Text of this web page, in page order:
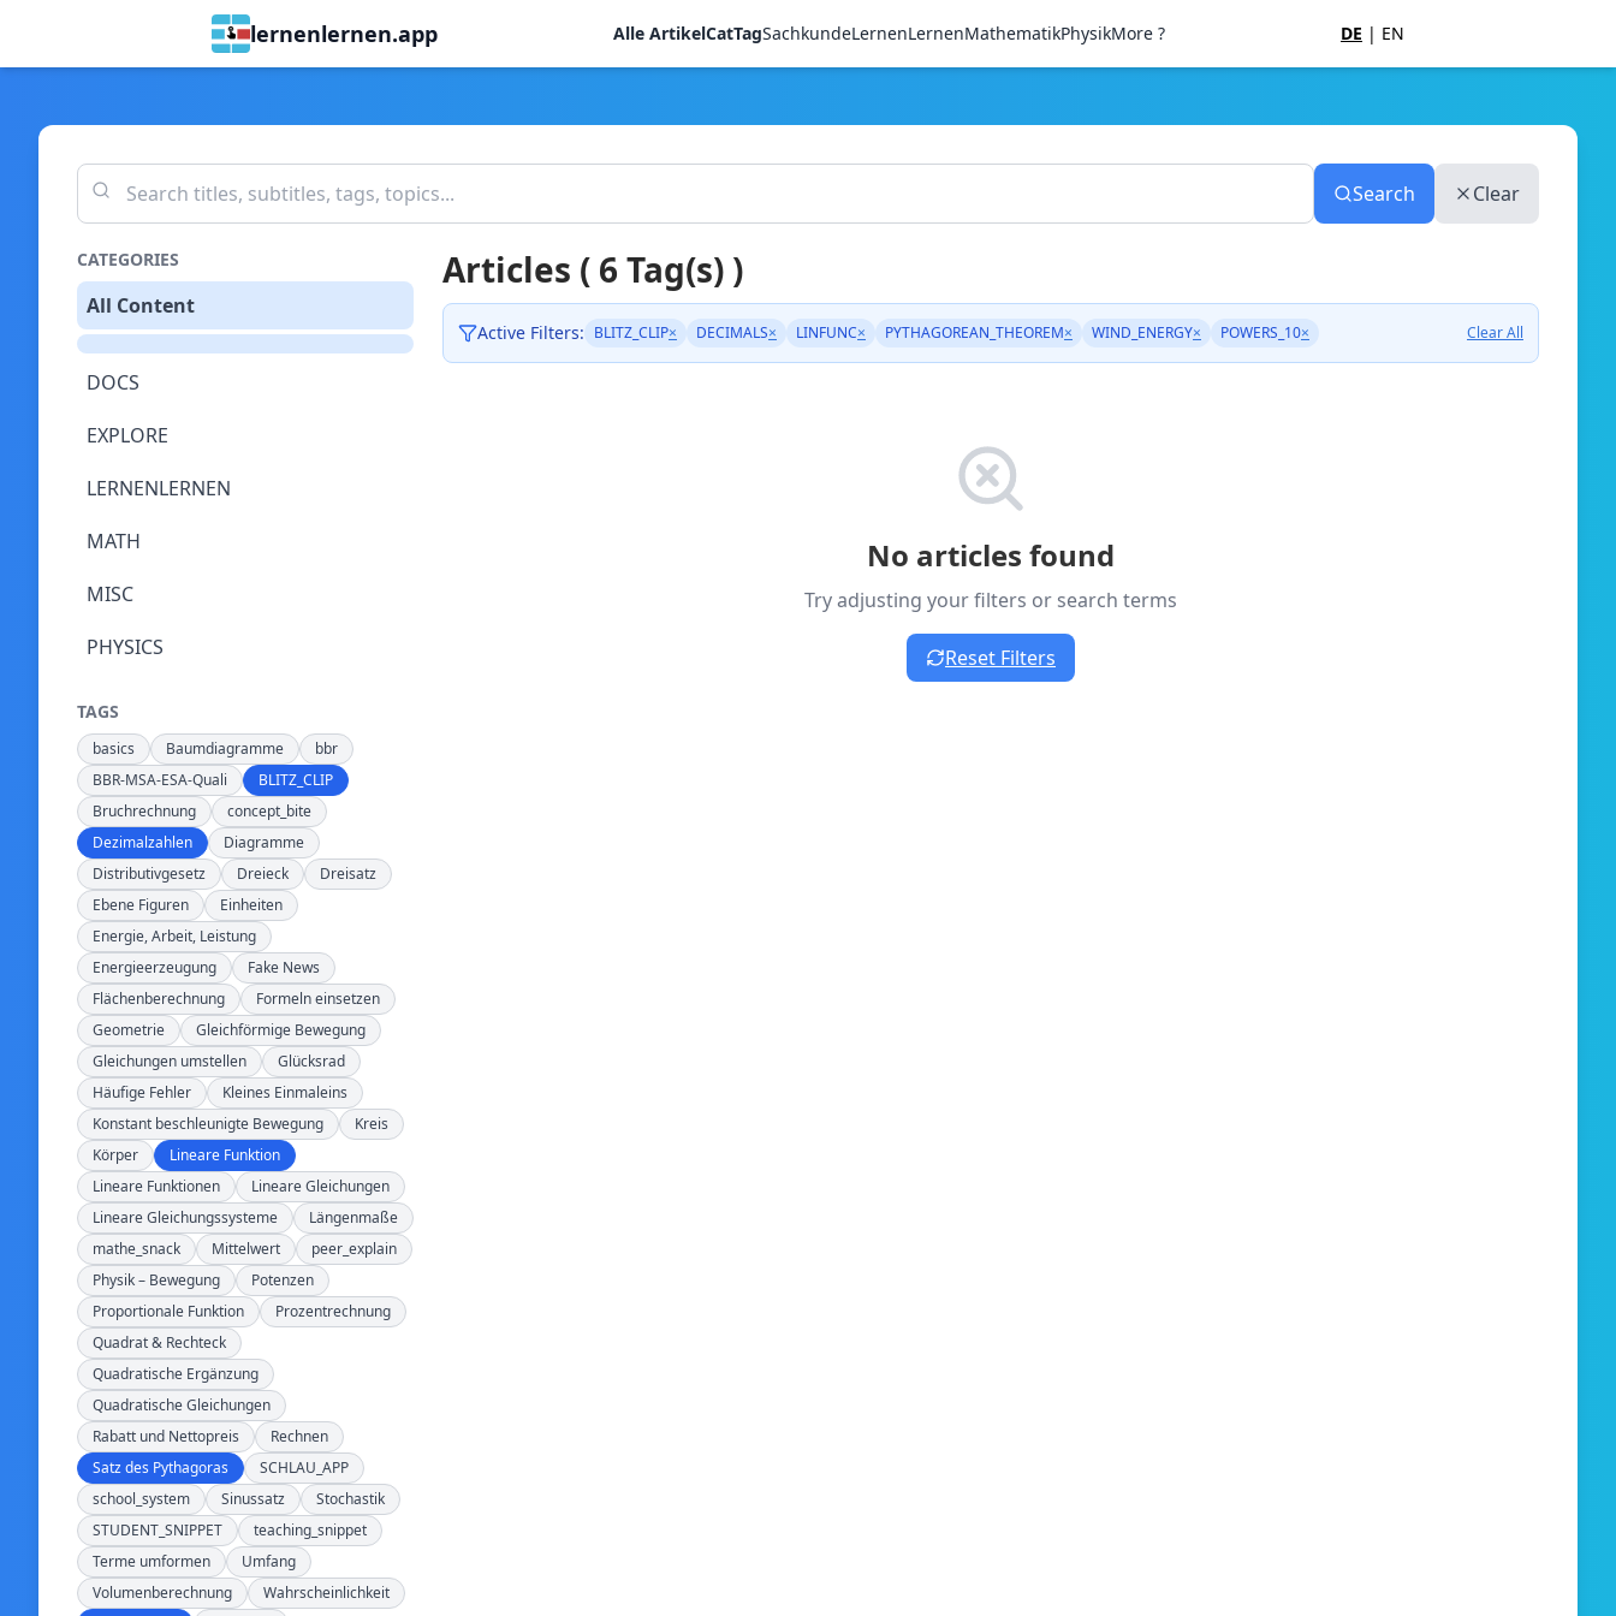
lernenlernen.app Alle ArtikelCatTagSachkundeLernenLernenMathematikPhysikMore ? DE | EN
Search Clear
CATEGORIES
All Content
DOCS
EXPLORE
LERNENLERNEN
MATH
MISC
PHYSICS
TAGS
basics Baumdiagramme
bbr
BBR-MSA-ESA-Quali
BLITZ_CLIP
Bruchrechnung
concept_bite
Dezimalzahlen
Diagramme
Distributivgesetz
Dreieck
Dreisatz
Ebene Figuren
Einheiten
Energie, Arbeit, Leistung
Energieerzeugung
Fake News
Flächenberechnung
Formeln einsetzen
Geometrie
Gleichförmige Bewegung
Gleichungen umstellen
Glücksrad
Häufige Fehler
Kleines Einmaleins
Konstant beschleunigte Bewegung
Kreis
Körper
Lineare Funktion
Lineare Funktionen
Lineare Gleichungen
Lineare Gleichungssysteme
Längenmaße
mathe_snack
Mittelwert
peer_explain
Physik – Bewegung
Potenzen
Proportionale Funktion
Prozentrechnung
Quadrat & Rechteck
Quadratische Ergänzung
Quadratische Gleichungen
Rabatt und Nettopreis
Rechnen
Satz des Pythagoras
SCHLAU_APP
school_system
Sinussatz
Stochastik
STUDENT_SNIPPET
teaching_snippet
Terme umformen
Umfang
Volumenberechnung
Wahrscheinlichkeit
Articles ( 6 Tag(s) )
Active Filters: BLITZ_CLIP× DECIMALS× LINFUNC× PYTHAGOREAN_THEOREM× WIND_ENERGY× POWERS_10× Clear All
No articles found
Try adjusting your filters or search terms
Reset Filters